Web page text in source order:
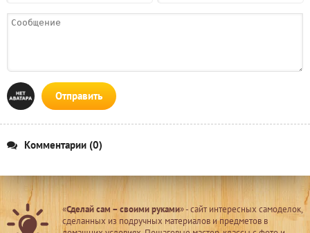
Отправить
Комментарии (0)
«Сделай сам – своими руками» - сайт интересных самоделок,
сделанных из подручных материалов и предметов в